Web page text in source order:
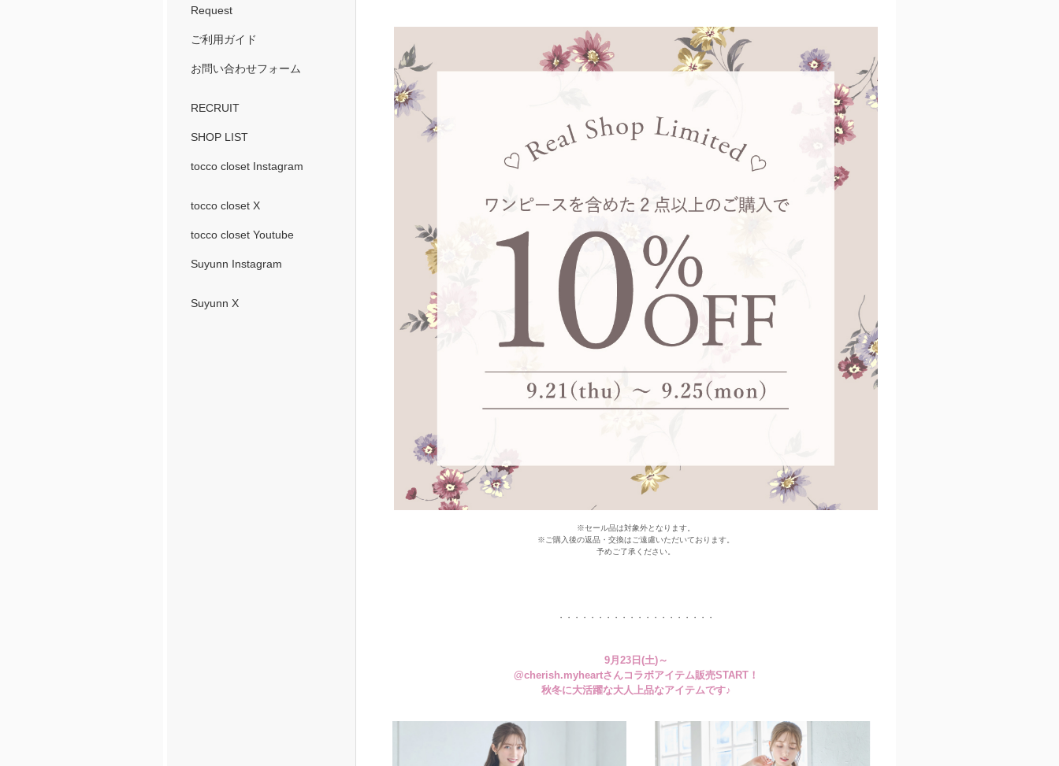
Request
ご利用ガイド
お問い合わせフォーム
RECRUIT
SHOP LIST
tocco closet Instagram
tocco closet X
tocco closet Youtube
Suyunn Instagram
Suyunn X
※セール品は対象外となります。
※ご購入後の返品・交換はご遠慮いただいております。
予めご了承ください。
・・・・・・・・・・・・・・・・・・・・
9月23日(土)～
@cherish.myheartさんコラボアイテム販売START！
秋冬に大活躍な大人上品なアイテムです♪